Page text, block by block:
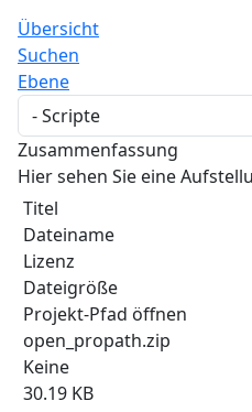
Übersicht
Suchen
Ebene
Zusammenfassung
Hier sehen Sie eine
Titel
Dateiname
Lizenz
Dateigröße
Projekt-Pfad öffnen
open_propath.zip
Keine
30.19 KB